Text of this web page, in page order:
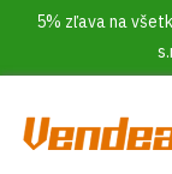
5% zľava na